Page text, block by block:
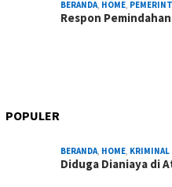
BERANDA, HOME,
Respon
POPULER
BERANDA, HOME, KRIMINAL
Diduga Dianiaya di